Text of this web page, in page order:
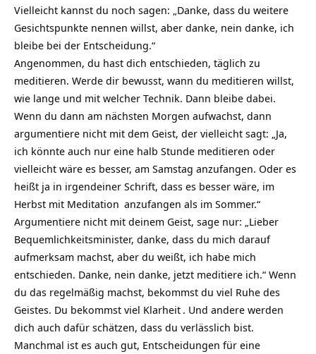
Vielleicht kannst du noch sagen: „Danke, dass du weitere
Gesichtspunkte nennen willst, aber danke, nein danke, ich
bleibe bei der Entscheidung.“
Angenommen, du hast dich entschieden, täglich zu
meditieren. Werde dir bewusst, wann du meditieren willst,
wie lange und mit welcher Technik. Dann bleibe dabei.
Wenn du dann am nächsten Morgen aufwachst, dann
argumentiere nicht mit dem Geist, der vielleicht sagt: „Ja,
ich könnte auch nur eine halb Stunde meditieren oder
vielleicht wäre es besser, am Samstag anzufangen. Oder es
heißt ja in irgendeiner Schrift, dass es besser wäre, im
Herbst mit Meditation anzufangen als im Sommer.“
Argumentiere nicht mit deinem Geist, sage nur: „Lieber
Bequemlichkeitsminister, danke, dass du mich darauf
aufmerksam machst, aber du weißt, ich habe mich
entschieden. Danke, nein danke, jetzt meditiere ich.“ Wenn
du das regelmäßig machst, bekommst du viel Ruhe des
Geistes. Du bekommst viel Klarheit . Und andere werden
dich auch dafür schätzen, dass du verlässlich bist.
Manchmal ist es auch gut, Entscheidungen für eine